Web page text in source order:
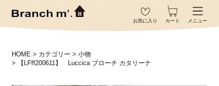
お気に入り カート メニュー
HOME カテゴリー
小物
【LFff200611】 Luccica ブローチ カタリーナ